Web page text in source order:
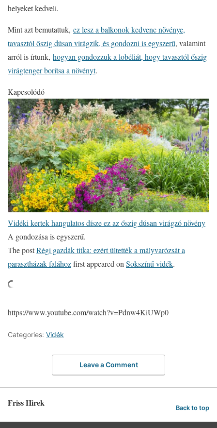
helyeket kedveli.
Mint azt bemutattuk, ez lesz a balkonok kedvenc növénye,
tavasztól őszig dúsan virágzik, és gondozni is egyszerű, valamint
arról is írtunk, hogyan gondozzuk a lobéliát, hogy tavasztól őszig
virágtenger borítsa a növényt.
Kapcsolódó
Vidéki kertek hangulatos dísze ez az őszig dúsan virágzó növény
A gondozása is egyszerű.
The postRégi gazdák titka: ezért ültették a mályvarózsát a
parasztházak faláhozfirst appeared on Sokszínű vidék.
https://www.youtube.com/watch?v=Pdnw4KiUWp0
Categories: Vidék
Leave a Comment
Friss Hirek Back to top